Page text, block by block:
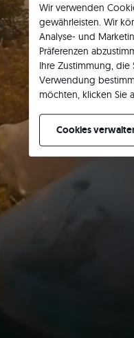
Wir verwenden
gewährleisten. Wir
Analyse- und
Präferenzen
Ihre Zustimmung,
Verwendung
möchten, klicken Sie
Cookies